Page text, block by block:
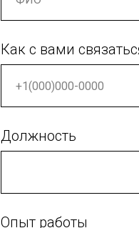
Как с вами
Должность
Опыт работы